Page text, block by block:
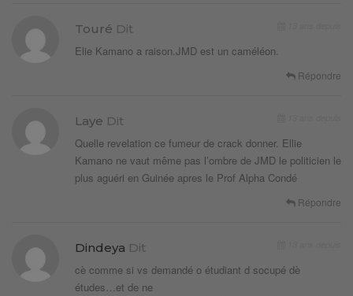
Touré Dit
Elie Kamano a raison.JMD est un caméléon.
Répondre
Laye Dit
Quelle revelation ce fumeur de crack donner. Ellie
Kamano ne vaut même pas l’ombre de JMD le politicien le
plus aguéri en Guinée apres le Prof Alpha Condé
Répondre
Dindeya Dit
cè comme si vs demandé o étudiant d socupé dè
études…et de ne